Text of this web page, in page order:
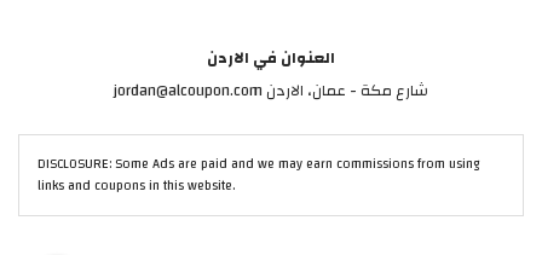
العنوان في الاردن
شارع مكة - عمان، الاردن jordan@alcoupon.com
DISCLOSURE: Some Ads are paid and we may earn commissions from using
links and coupons in this website.